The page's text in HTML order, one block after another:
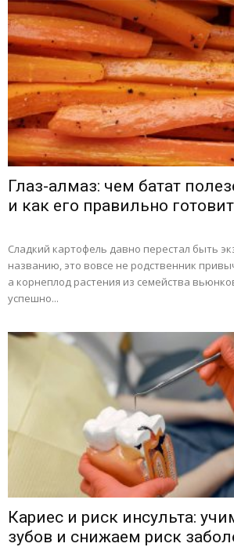
Глаз-алмаз: чем батат
и как его правильно
Сладкий картофель давно перестал быть
названию, это вовсе не родственник
а корнеплод растения из семейства
успешно...
Кариес и риск инсульта:
зубов и снижаем риск